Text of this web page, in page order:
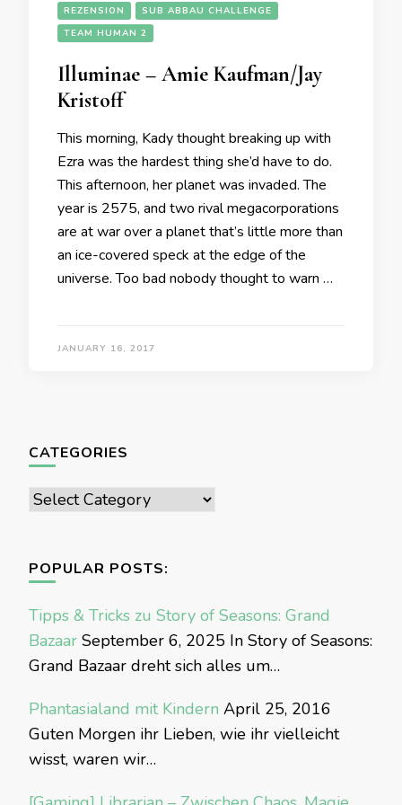
REZENSION
SUB ABBAU CHALLENGE
TEAM HUMAN 2
Illuminae – Amie Kaufman/Jay
Kristoff
This morning, Kady thought breaking up with
Ezra was the hardest thing she’d have to do.
This afternoon, her planet was invaded. The
year is 2575, and two rival megacorporations
are at war over a planet that’s little more than
an ice-covered speck at the edge of the
universe. Too bad nobody thought to warn …
JANUARY 16, 2017
CATEGORIES
Categories
POPULAR POSTS:
Tipps & Tricks zu Story of Seasons: Grand
Bazaar September 6, 2025 In Story of Seasons:
Grand Bazaar dreht sich alles um…
Phantasialand mit Kindern April 25, 2016
Guten Morgen ihr Lieben, wie ihr vielleicht
wisst, waren wir…